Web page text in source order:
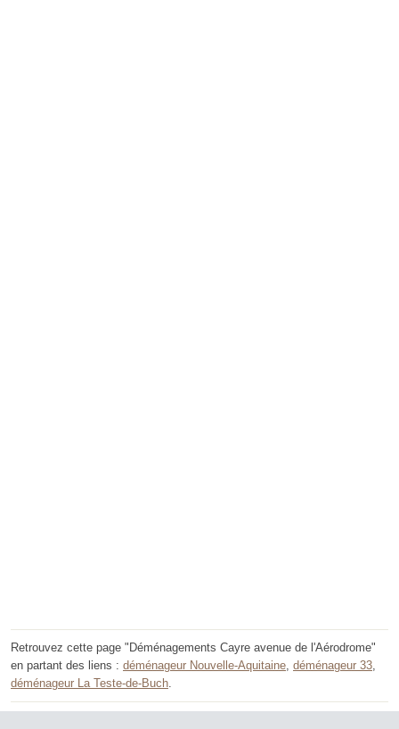
Retrouvez cette page "Déménagements Cayre avenue de l'Aérodrome"
en partant des liens : déménageur Nouvelle-Aquitaine, déménageur 33,
déménageur La Teste-de-Buch.